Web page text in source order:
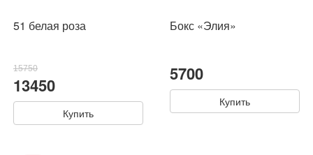
51 белая роза
15750
13450
Купить
Бокс «Элия»
5700
Купить